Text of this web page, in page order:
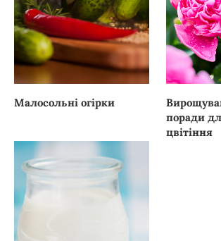
Малосольні огірки
поради
цвітіння